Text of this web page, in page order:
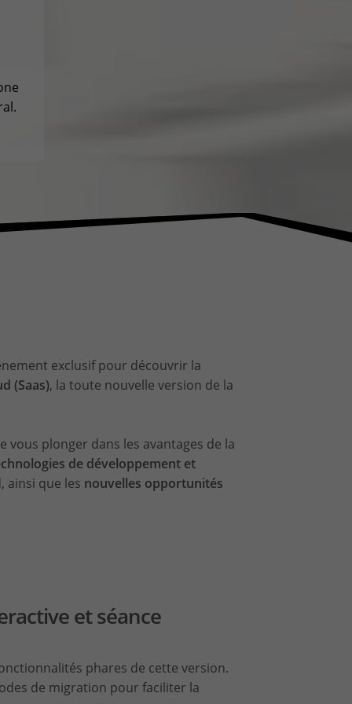
exclusif pour découvrir la
(Saas), la toute nouvelle version de la
vous plonger dans les avantages de la
de développement et
ainsi que les nouvelles opportunités
et séance
phares de cette version.
de migration pour faciliter la